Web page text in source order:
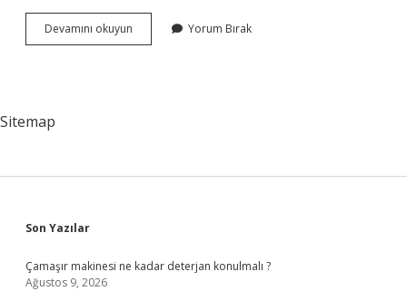
Devamını okuyun
Hukukunun
Yorum Bırak
Sitemap
Sidebar
Son Yazılar
Çamaşır makinesi ne kadar deterjan konulmalı ?
Ağustos 9, 2026